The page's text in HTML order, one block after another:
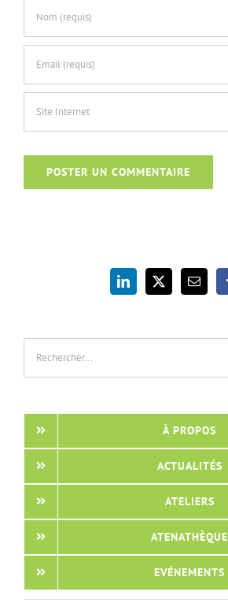
À PROPOS
ACTUALITÉS
ATELIERS
ATENATHÈQUE
EVÉNEMENTS